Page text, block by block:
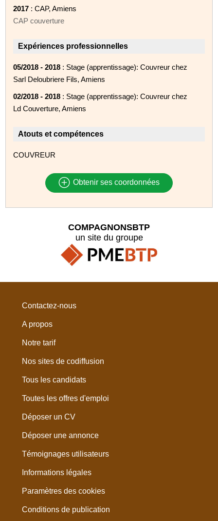
2017 : CAP, Amiens
CAP couverture
Expériences professionnelles
05/2018 - 2018 : Stage (apprentissage): Couvreur chez
Sarl Deloubriere Fils, Amiens
02/2018 - 2018 : Stage (apprentissage): Couvreur chez
Ld Couverture, Amiens
Atouts et compétences
COUVREUR
Obtenir ses coordonnées
COMPAGNONSBTP
un site du groupe
Contactez-nous
A propos
Notre tarif
Nos sites de codiffusion
Tous les candidats
Toutes les offres d'emploi
Déposer un CV
Déposer une annonce
Témoignages utilisateurs
Informations légales
Paramètres des cookies
Conditions de publication